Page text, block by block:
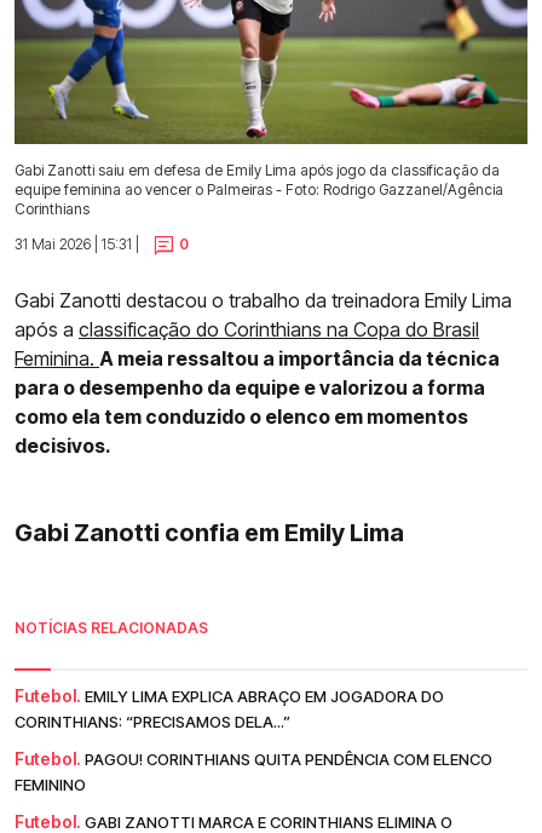
Gabi Zanotti saiu em defesa de Emily Lima após jogo da classificação da
equipe feminina ao vencer o Palmeiras - Foto: Rodrigo Gazzanel/Agência
Corinthians
31 Mai 2026 | 15:31 |
0
Gabi Zanotti destacou o trabalho da treinadora Emily Lima
após a classificação do Corinthians na Copa do Brasil
Feminina. A meia ressaltou a importância da técnica
para o desempenho da equipe e valorizou a forma
como ela tem conduzido o elenco em momentos
decisivos.
Gabi Zanotti confia em Emily Lima
NOTÍCIAS RELACIONADAS
Futebol. EMILY LIMA EXPLICA ABRAÇO EM JOGADORA DO
CORINTHIANS: “PRECISAMOS DELA...”
Futebol. PAGOU! CORINTHIANS QUITA PENDÊNCIA COM ELENCO
FEMININO
Futebol. GABI ZANOTTI MARCA E CORINTHIANS ELIMINA O